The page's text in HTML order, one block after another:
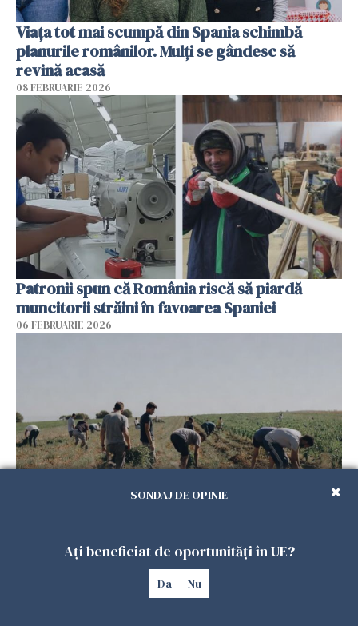
Viața tot mai scumpă din Spania schimbă
planurile românilor. Mulți se gândesc să
revină acasă
08 FEBRUARIE 2026
Patronii spun că România riscă să piardă
muncitorii străini în favoarea Spaniei
06 FEBRUARIE 2026
în Spania: 17 arestări în urma unui raid al
poliției
SONDAJ DE OPINIE
Ați beneficiat de oportunități în UE?
Da Nu